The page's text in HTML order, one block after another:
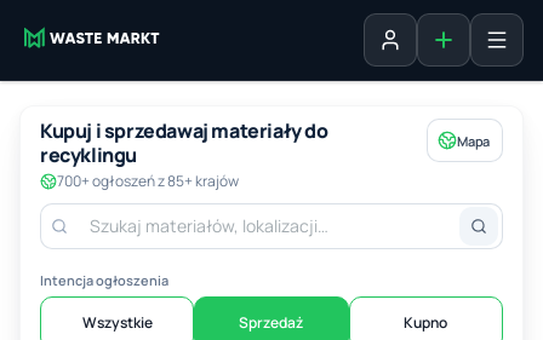
Zaloguj sięDodaj
Kupuj i sprzedawaj materiały do
recyklingu
700+ ogłoszeń z 85+ krajów
Mapa
Intencja ogłoszenia
Wszystkie Sprzedaż Kupno